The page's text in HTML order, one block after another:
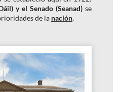
y el Senado (Seanad)se
de la nación.